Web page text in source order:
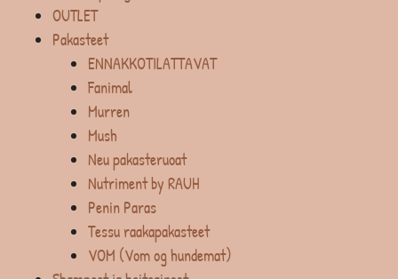
OUTLET
Pakasteet
ENNAKKOTILATTAVAT
Fanimal
Murren
Mush
Neu pakasteruoat
Nutriment by RAUH
Penin Paras
Tessu raakapakasteet
VOM (Vom og hundemat)